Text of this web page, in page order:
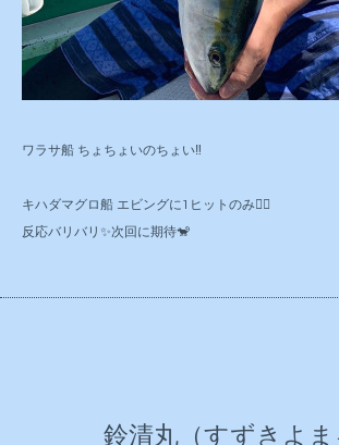
ワラサ船 ちょちょいのちょい‼️
キハダマグロ船 エビングに1ヒットのみ😵‍💫
反応バリバリ✨次回に期待🐒
鈴清丸（すずきよま